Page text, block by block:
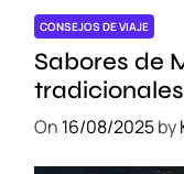
CONSEJOS DE VIAJE
Sabores de
On 16/08/2025by